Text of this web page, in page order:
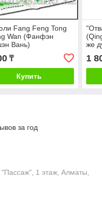
Fang Feng Tong
Wan (Фанфэн
Вань)
₸
Купить
же
1
за год
1 этаж, Алматы,